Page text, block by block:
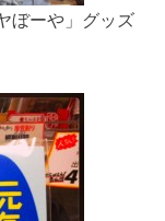
ぼーや」グッズ